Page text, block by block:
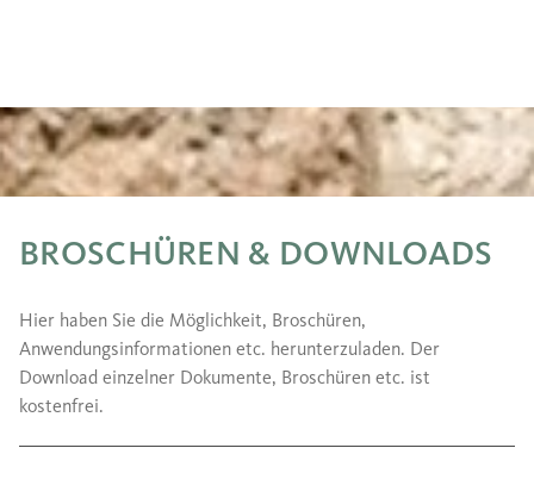
BROSCHÜREN & DOWNLOADS
Hier haben Sie die Möglichkeit, Broschüren,
Anwendungsinformationen etc. herunterzuladen. Der
Download einzelner Dokumente, Broschüren etc. ist
kostenfrei.